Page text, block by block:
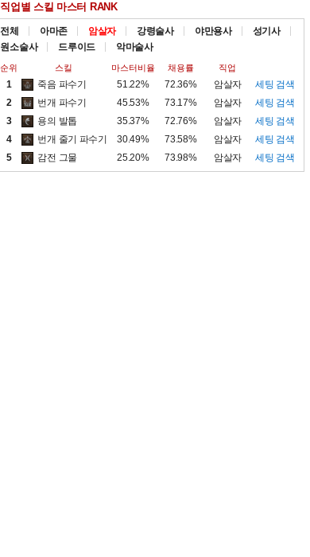
직업별 스킬 마스터 RANK
전체 아마존 암살자 강령술사 야만용사
성기사
원소술사
드루이드 악마술사
순위 스킬 마스터비율 채용률 직업
1 죽음 파수기 51.22% 72.36% 암살자 세팅 검색
2
번개 파수기 45.53% 73.17% 암살자 세팅 검색
3
용의 발톱 35.37% 72.76% 암살자 세팅 검색
4
번개 줄기 파수기 30.49% 73.58% 암살자 세팅 검색
5
감전 그물 25.20% 73.98% 암살자 세팅 검색